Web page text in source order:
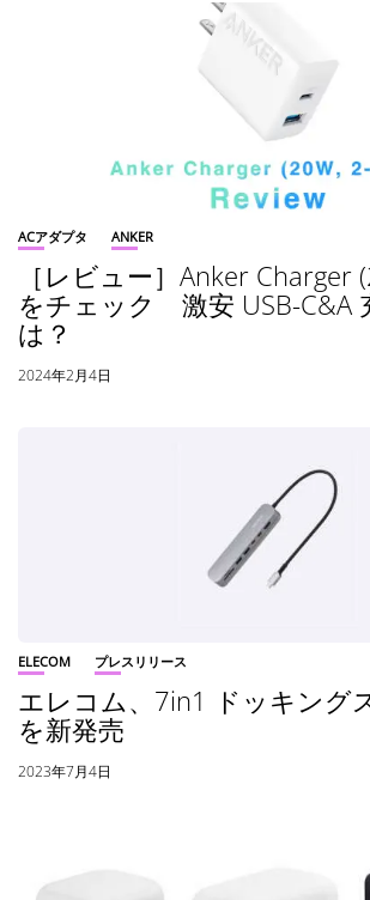
ACアダプタ ANKER
［レビュー］Anker Charger
をチェック 激安 USB-C&A
は？
2024年2月4日
ELECOM プレスリリース
エレコム、7in1 ドッキング
を新発売
2023年7月4日